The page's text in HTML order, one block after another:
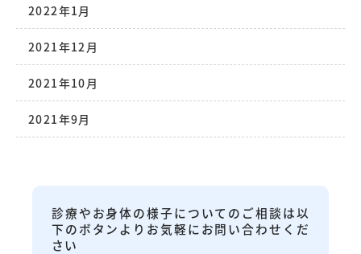
2022年1月
2021年12月
2021年10月
2021年9月
診療やお身体の様子についてのご相談は以
下のボタンよりお気軽にお問い合わせくだ
さい